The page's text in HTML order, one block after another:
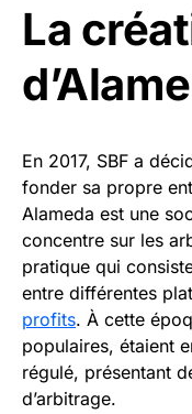
La
En 2017, SBF a
fonder sa propre
Alameda est une
concentre sur les
pratique qui
entre différentes
profits. À cette
populaires, étaient
régulé, présentant
d’arbitrage.